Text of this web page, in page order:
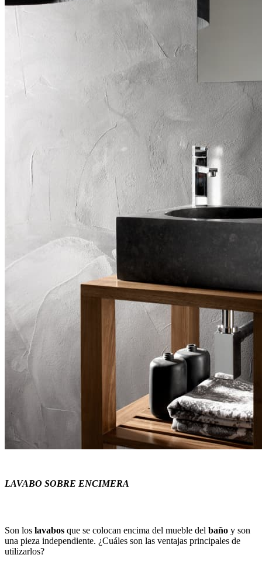
LAVABO SOBRE ENCIMERA
Son los lavabos que se colocan encima del mueble del baño y son
una pieza independiente. ¿Cuáles son las ventajas principales de
utilizarlos?